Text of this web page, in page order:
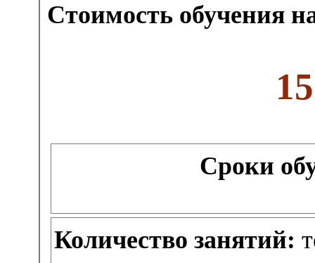
Стоимость обучения
Сроки
Количество занятий: